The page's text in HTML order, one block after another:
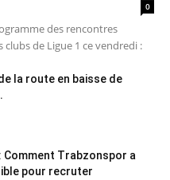
0
des rencontres
de Ligue 1 ce vendredi :
la route en baisse de
Comment Trabzonspor a
pour recruter